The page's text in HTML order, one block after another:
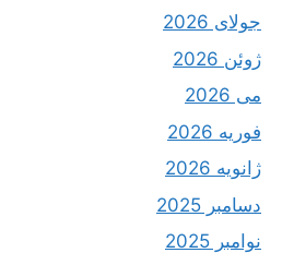
جولای 2026
ژوئن 2026
می 2026
فوریه 2026
ژانویه 2026
دسامبر 2025
نوامبر 2025